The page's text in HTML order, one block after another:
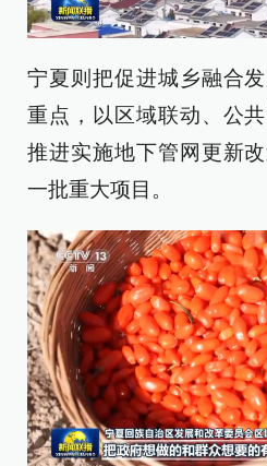
宁夏则把促进城乡融合
重点，以区域联动、公
推进实施地下管网更新
一批重大项目。